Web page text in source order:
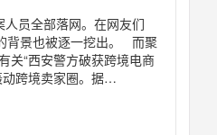
员全部落网。在网友们
背景也被逐一挖出。 而聚
关“西安警方破获跨境电商
动跨境卖家圈。据…